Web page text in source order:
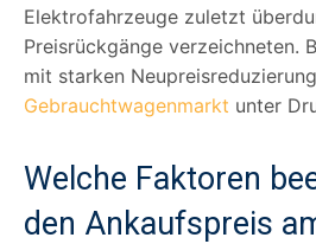
Elektrofahrzeuge zuletzt
Preisrückgänge verzeichneten.
mit starken
Gebrauchtwagenmarkt unter
Welche Faktoren
den Ankaufspreis